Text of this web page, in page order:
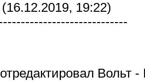
(16.12.2019, 19:22)
Вольт -